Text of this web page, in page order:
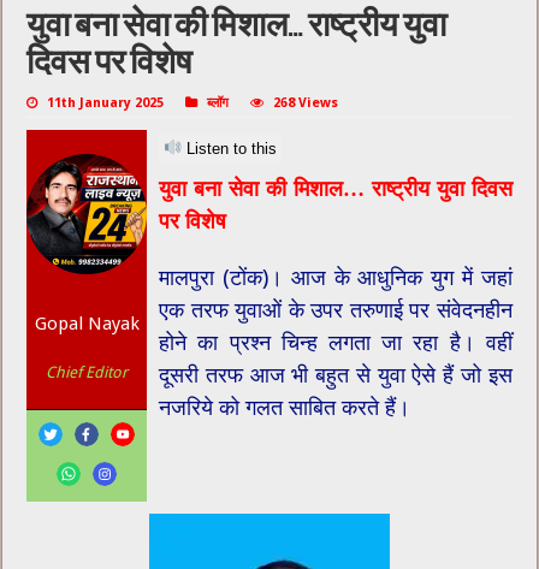
युवा बना सेवा की मिशाल… राष्ट्रीय युवा
दिवस पर विशेष
11th January 2025 ब्लॉग 268 Views
Listen to this
Gopal Nayak
Chief Editor
युवा बना सेवा की मिशाल… राष्ट्रीय युवा दिवस
पर विशेष
मालपुरा (टोंक)। आज के आधुनिक युग में जहां
एक तरफ युवाओं के उपर तरुणाई पर संवेदनहीन
होने का प्रश्न चिन्ह लगता जा रहा है। वहीं
दूसरी तरफ आज भी बहुत से युवा ऐसे हैं जो इस
नजरिये को गलत साबित करते हैं।